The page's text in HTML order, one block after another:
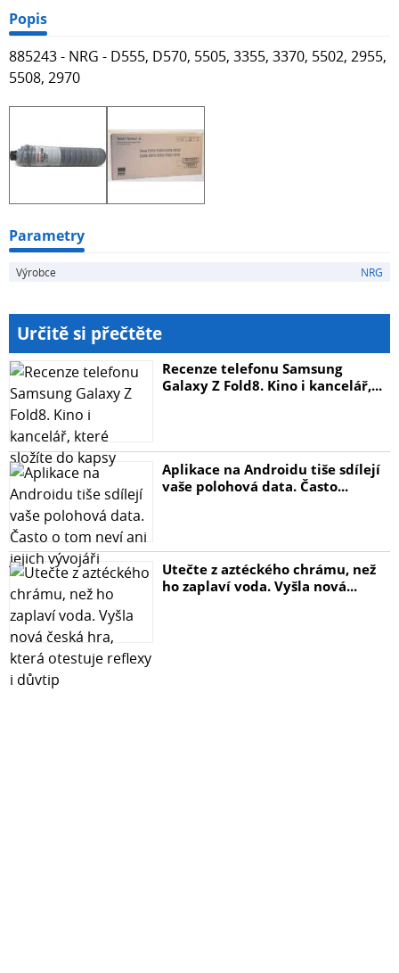
Popis
885243 - NRG - D555, D570, 5505, 3355, 3370, 5502, 2955,
5508, 2970
Parametry
Výrobce NRG
Určitě si přečtěte
Recenze telefonu Samsung
Galaxy Z Fold8. Kino i kancelář,...
Aplikace na Androidu tiše sdílejí
vaše polohová data. Často...
Utečte z aztéckého chrámu, než
ho zaplaví voda. Vyšla nová...